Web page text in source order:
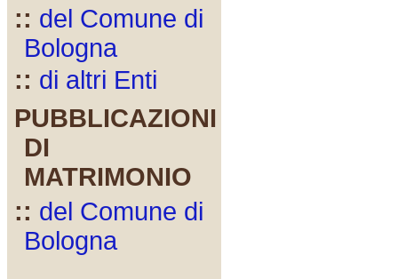
:: del Comune di
Bologna
:: di altri Enti
PUBBLICAZIONI
DI
MATRIMONIO
:: del Comune di
Bologna